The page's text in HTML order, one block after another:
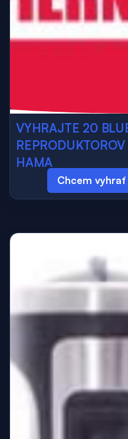
VYHRAJTE 20
HAMA
Chcem vyhrať